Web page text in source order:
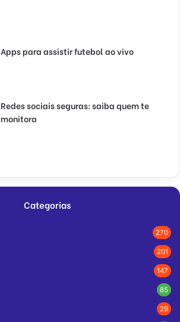
Apps para assistir futebol ao vivo
Redes sociais seguras: saiba quem te
monitora
Categorias
270
201
147
85
29